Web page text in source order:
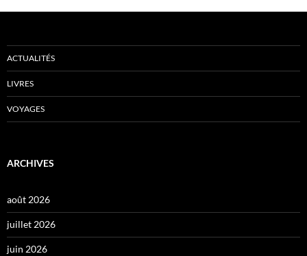
ACTUALITÉS
LIVRES
VOYAGES
ARCHIVES
août 2026
juillet 2026
juin 2026